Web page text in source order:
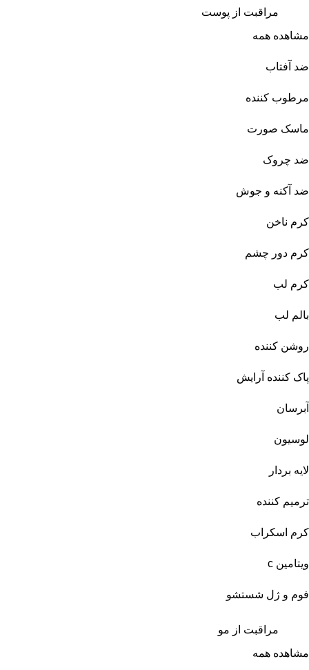
مراقبت از پوست
مشاهده همه
ضد آفتاب
مرطوب کننده
ماسک صورت
ضد چروک
ضد آکنه و جوش
کرم ناخن
کرم دور چشم
کرم لب
بالم لب
روشن کننده
پاک کننده آرایش
آبرسان
لوسیون
لایه بردار
ترمیم کننده
کرم اسکراب
ویتامین c
فوم و ژل شستشو
مراقبت از مو
مشاهده همه